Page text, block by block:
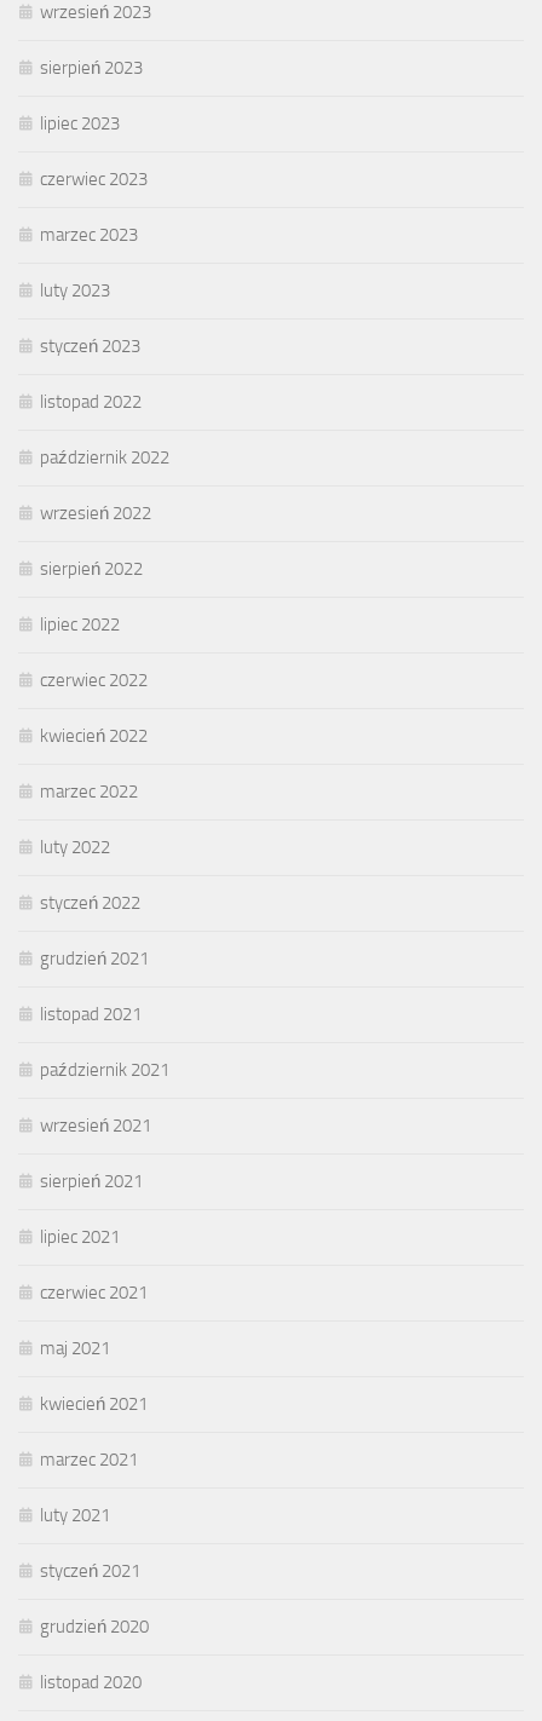
wrzesień 2023
sierpień 2023
lipiec 2023
czerwiec 2023
marzec 2023
luty 2023
styczeń 2023
listopad 2022
październik 2022
wrzesień 2022
sierpień 2022
lipiec 2022
czerwiec 2022
kwiecień 2022
marzec 2022
luty 2022
styczeń 2022
grudzień 2021
listopad 2021
październik 2021
wrzesień 2021
sierpień 2021
lipiec 2021
czerwiec 2021
maj 2021
kwiecień 2021
marzec 2021
luty 2021
styczeń 2021
grudzień 2020
listopad 2020